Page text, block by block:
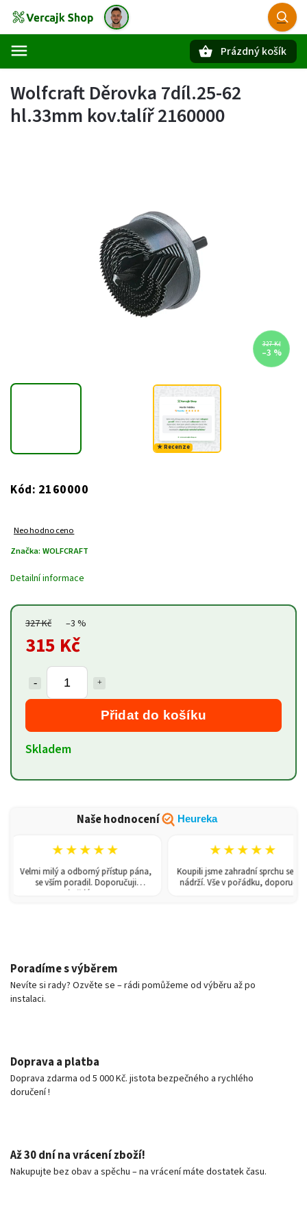
Prázdný košík
Wolfcraft Děrovka 7díl.25-62
hl.33mm kov.talíř 2160000
327 Kč
–3 %
★ Recenze
Kód: 2160000
Neohodnoceno
Značka: WOLFCRAFT
327 Kč –3 %
315 Kč
Přidat do košíku
Skladem
Detailní informace
Naše hodnocení Heureka
★★★★★
Velmi milý a odborný přístup pána,
se vším poradil. Doporučuji
každému!
★★★★★
Koupili jsme zahradní sprchu se 150l
nádrží. Vše v pořádku, doporučuji.
Poradíme s výběrem
Nevíte si rady? Ozvěte se – rádi pomůžeme od výběru až po
instalaci.
Doprava a platba
Doprava zdarma od 5 000 Kč. jistota bezpečného a rychlého
doručení !
Až 30 dní na vrácení zboží!
Nakupujte bez obav a spěchu – na vrácení máte dostatek času.